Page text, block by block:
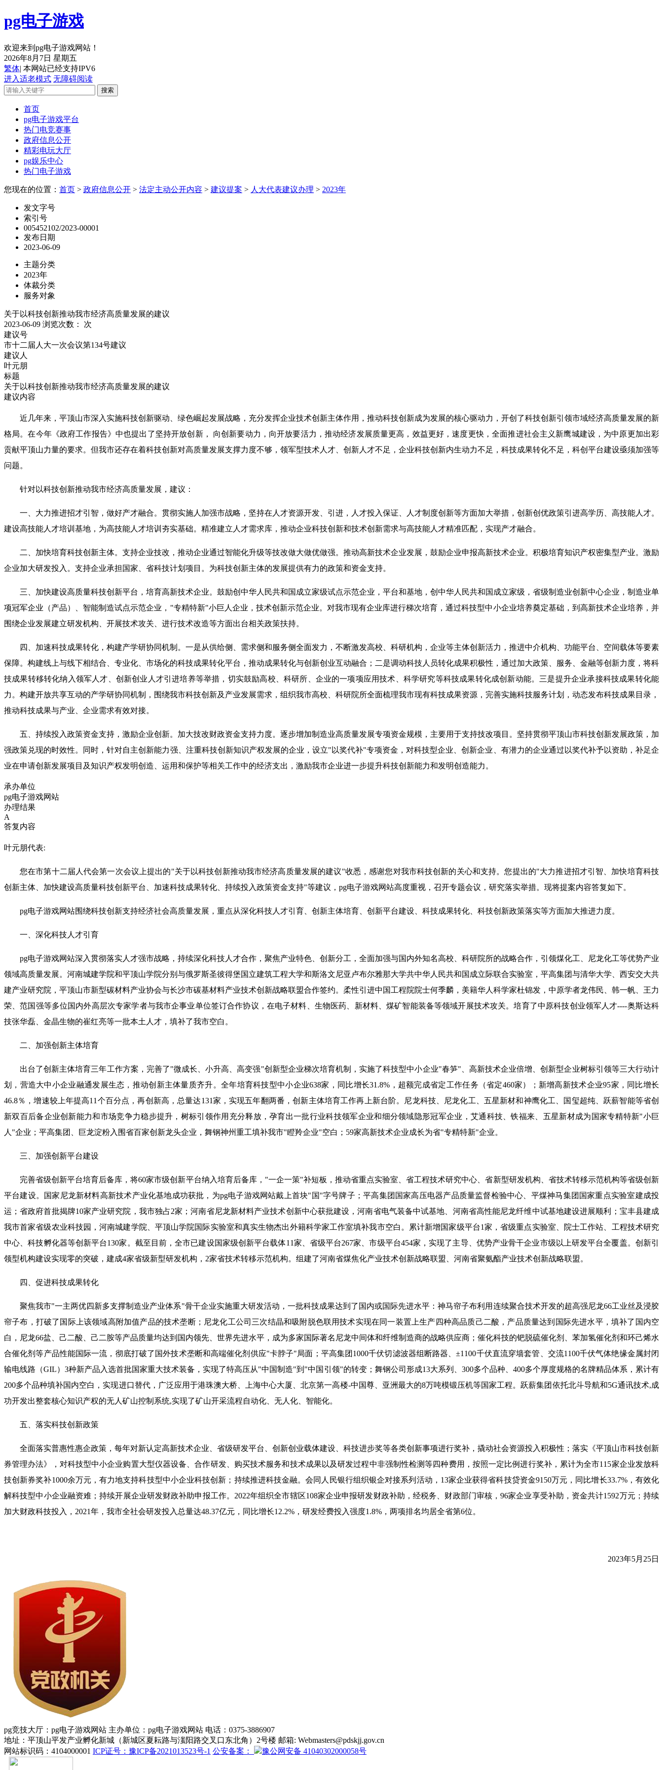
pg电子游戏
欢迎来到pg电子游戏网站！
2026年8月7日 星期五
繁体| 本网站已经支持IPV6
进入适老模式 无障碍阅读
首页
pg电子游戏平台
热门电竞赛事
政府信息公开
精彩电玩大厅
pg娱乐中心
热门电子游戏
您现在的位置： 首页 > 政府信息公开 > 法定主动公开内容 > 建议提案 > 人大代表建议办理 > 2023年
发文字号
索引号
005452102/2023-00001
发布日期
2023-06-09
主题分类
2023年
体裁分类
服务对象
关于以科技创新推动我市经济高质量发展的建议
2023-06-09 浏览次数：
次
建议号
市十二届人大一次会议第134号建议
建议人
叶元朋
标题
关于以科技创新推动我市经济高质量发展的建议
建议内容
近几年来，平顶山市深入实施科技创新驱动、绿色崛起发展战略，充分发挥企业技术创新主体作用，推动科技创新成为发展的核心驱动力，开创了科技创新引领市域经济高质量发展的新
格局。在今年《政府工作报告》中也提出了坚持开放创新， 向创新要动力，向开放要活力，推动经济发展质量更高，效益更好，速度更快，全面推进社会主义新鹰城建设，为中原更加出彩
贡献平顶山力量的要求。但我市还存在着科技创新对高质量发展支撑力度不够，领军型技术人才、创新人才不足，企业科技创新内生动力不足，科技成果转化不足，科创平台建设亟须加强等
问题。
针对以科技创新推动我市经济高质量发展，建议：
一、大力推进招才引智，做好产才融合。贯彻实施人加强市战略，坚持在人才资源开发、引进，人才投入保证、人才制度创新等方面加大举措，创新创优政策引进高学历、高技能人才。
建设高技能人才培训基地，为高技能人才培训夯实基础。精准建立人才需求库，推动企业科技创新和技术创新需求与高技能人才精准匹配，实现产才融合。
二、加快培育科技创新主体。支持企业技改，推动企业通过智能化升级等技改做大做优做强。推动高新技术企业发展，鼓励企业申报高新技术企业。积极培育知识产权密集型产业。激励
企业加大研发投入。支持企业承担国家、省科技计划项目。为科技创新主体的发展提供有力的政策和资金支持。
三、加快建设高质量科技创新平台，培育高新技术企业。鼓励创中华人民共和国成立家级试点示范企业，平台和基地，创中华人民共和国成立家级，省级制造业创新中心企业，制造业单
项冠军企业（产品）、智能制造试点示范企业，"专精特新"小巨人企业，技术创新示范企业。对我市现有企业库进行梯次培育，通过科技型中小企业培养奠定基础，到高新技术企业培养，并
围绕企业发展建立研发机构、开展技术攻关、进行技术改造等方面出台相关政策扶持。
四、加速科技成果转化，构建产学研协同机制。一是从供给侧、需求侧和服务侧全面发力，不断激发高校、科研机构，企业等主体创新活力，推进中介机构、功能平台、空间载体等要素
保障。构建线上与线下相结合、专业化、市场化的科技成果转化平台，推动成果转化与创新创业互动融合；二是调动科技人员转化成果积极性，通过加大政策、服务、金融等创新力度，将科
技成果转移转化纳入领军人才、创新创业人才引进培养等举措，切实鼓励高校、科研所、企业的一项项应用技术、科学研究等科技成果转化成创新动能。三是提升企业承接科技成果转化能
力。构建开放共享互动的产学研协同机制，围绕我市科技创新及产业发展需求，组织我市高校、科研院所全面梳理我市现有科技成果资源，完善实施科技服务计划，动态发布科技成果目录，
推动科技成果与产业、企业需求有效对接。
五、持续投入政策资金支持，激励企业创新。加大技改财政资金支持力度。逐步增加制造业高质量发展专项资金规模，主要用于支持技改项目。坚持贯彻平顶山市科技创新发展政策，加
强政策兑现的时效性。同时，针对自主创新能力强、注重科技创新知识产权发展的企业，设立"以奖代补"专项资金，对科技型企业、创新企业、有潜力的企业通过以奖代补予以资助，补足企
业在申请创新发展项目及知识产权发明创造、运用和保护等相关工作中的经济支出，激励我市企业进一步提升科技创新能力和发明创造能力。
承办单位
pg电子游戏网站
办理结果
A
答复内容
叶元朋代表:
您在市第十二届人代会第一次会议上提出的"关于以科技创新推动我市经济高质量发展的建议"收悉，感谢您对我市科技创新的关心和支持。您提出的"大力推进招才引智、加快培育科技
创新主体、加快建设高质量科技创新平台、加速科技成果转化、持续投入政策资金支持"等建议，pg电子游戏网站高度重视，召开专题会议，研究落实举措。现将提案内容答复如下。
pg电子游戏网站围绕科技创新支持经济社会高质量发展，重点从深化科技人才引育、创新主体培育、创新平台建设、科技成果转化、科技创新政策落实等方面加大推进力度。
一、深化科技人才引育
pg电子游戏网站深入贯彻落实人才强市战略，持续深化科技人才合作，聚焦产业特色、创新分工，全面加强与国内外知名高校、科研院所的战略合作，引领煤化工、尼龙化工等优势产业
领域高质量发展。河南城建学院和平顶山学院分别与俄罗斯圣彼得堡国立建筑工程大学和斯洛文尼亚卢布尔雅那大学共中华人民共和国成立际联合实验室，平高集团与清华大学、西安交大共
建产业研究院，平顶山市新型碳材料产业协会与长沙市碳基材料产业技术创新战略联盟合作签约。柔性引进中国工程院院士何季麟，美籍华人科学家杜锦发，中原学者龙伟民、韩一帆、王力
荣、范国强等多位国内外高层次专家学者与我市企事业单位签订合作协议，在电子材料、生物医药、新材料、煤矿智能装备等领域开展技术攻关。培育了中原科技创业领军人才----奥斯达科
技张华磊、金晶生物的崔红亮等一批本土人才，填补了我市空白。
二、加强创新主体培育
出台了创新主体培育三年工作方案，完善了"微成长、小升高、高变强"创新型企业梯次培育机制，实施了科技型中小企业"春笋"、高新技术企业倍增、创新型企业树标引领等三大行动计
划，营造大中小企业融通发展生态，推动创新主体量质齐升。全年培育科技型中小企业638家，同比增长31.8%，超额完成省定工作任务（省定460家）；新增高新技术企业95家，同比增长
46.8％，增速较上年提高11个百分点，再创新高，总量达131家，实现五年翻两番，创新主体培育工作再上新台阶。尼龙科技、尼龙化工、五星新材和神鹰化工、国玺超纯、跃薪智能等省创
新双百后备企业创新能力和市场竞争力稳步提升，树标引领作用充分释放，孕育出一批行业科技领军企业和细分领域隐形冠军企业，艾通科技、铁福来、五星新材成为国家专精特新"小巨
人"企业；平高集团、巨龙淀粉入围省百家创新龙头企业，舞钢神州重工填补我市"瞪羚企业"空白；59家高新技术企业成长为省"专精特新"企业。
三、加强创新平台建设
完善省级创新平台培育后备库，将60家市级创新平台纳入培育后备库，"一企一策"补短板，推动省重点实验室、省工程技术研究中心、省新型研发机构、省技术转移示范机构等省级创新
平台建设。国家尼龙新材料高新技术产业化基地成功获批，为pg电子游戏网站戴上首块"国"字号牌子；平高集团国家高压电器产品质量监督检验中心、平煤神马集团国家重点实验室建成投
运；省政府首批揭牌10家产业研究院，我市独占2家；河南省尼龙新材料产业技术创新中心获批建设，河南省电气装备中试基地、河南省高性能尼龙纤维中试基地建设进展顺利；宝丰县建成
我市首家省级农业科技园，河南城建学院、平顶山学院国际实验室和真实生物杰出外籍科学家工作室填补我市空白。累计新增国家级平台1家，省级重点实验室、院士工作站、工程技术研究
中心、科技孵化器等创新平台130家。截至目前，全市已建设国家级创新平台载体11家、省级平台267家、市级平台454家，实现了主导、优势产业骨干企业市级以上研发平台全覆盖。创新引
领型机构建设实现零的突破，建成4家省级新型研发机构，2家省技术转移示范机构。组建了河南省煤焦化产业技术创新战略联盟、河南省聚氨酯产业技术创新战略联盟。
四、促进科技成果转化
聚焦我市"一主两优四新多支撑制造业产业体系"骨干企业实施重大研发活动，一批科技成果达到了国内或国际先进水平：神马帘子布利用连续聚合技术开发的超高强尼龙66工业丝及浸胶
帘子布，打破了国际上该领域高附加值产品的技术垄断；尼龙化工公司三次结晶和吸附脱色联用技术实现在同一装置上生产四种高品质己二酸，产品质量达到国际先进水平，填补了国内空
白，尼龙66盐、己二酸、己二胺等产品质量均达到国内领先、世界先进水平，成为多家国际著名尼龙中间体和纤维制造商的战略供应商；催化科技的钯脱硫催化剂、苯加氢催化剂和环己烯水
合催化剂等产品性能国际一流，彻底打破了国外技术垄断和高端催化剂供应"卡脖子"局面；平高集团1000千伏切滤波器组断路器、±1100千伏直流穿墙套管、交流1100千伏气体绝缘金属封闭
输电线路（GIL）3种新产品入选首批国家重大技术装备，实现了特高压从"中国制造"到"中国引领"的转变；舞钢公司形成13大系列、300多个品种、400多个厚度规格的名牌精品体系，累计有
200多个品种填补国内空白，实现进口替代，广泛应用于港珠澳大桥、上海中心大厦、北京第一高楼-中国尊、亚洲最大的8万吨模锻压机等国家工程。跃薪集团依托北斗导航和5G通讯技术,成
功开发出整套核心知识产权的无人矿山控制系统,实现了矿山开采流程自动化、无人化、智能化。
五、落实科技创新政策
全面落实普惠性惠企政策，每年对新认定高新技术企业、省级研发平台、创新创业载体建设、科技进步奖等各类创新事项进行奖补，撬动社会资源投入积极性；落实《平顶山市科技创新
券管理办法》，对科技型中小企业购置大型仪器设备、合作研发、购买技术服务和技术成果以及研发过程中非强制性检测等四种费用，按照一定比例进行奖补，累计为全市115家企业发放科
技创新券奖补1000余万元，有力地支持科技型中小企业科技创新；持续推进科技金融。会同人民银行组织银企对接系列活动，13家企业获得省科技贷资金9150万元，同比增长33.7%，有效化
解科技型中小企业融资难；持续开展企业研发财政补助申报工作。2022年组织全市辖区108家企业申报研发财政补助，经税务、财政部门审核，96家企业享受补助，资金共计1592万元；持续
加大财政科技投入，2021年，我市全社会研发投入总量达48.37亿元，同比增长12.2%，研发经费投入强度1.8%，两项排名均居全省第6位。
2023年5月25日
pg竞技大厅：pg电子游戏网站 主办单位：pg电子游戏网站 电话：0375-3886907
地址：平顶山平发产业孵化新城（新城区夏耘路与滍阳路交叉口东北角）2号楼 邮箱: Webmasters@pdskjj.gov.cn
网站标识码：4104000001 ICP证号：豫ICP备2021013523号-1 公安备案： 豫公网安备 41040302000058号